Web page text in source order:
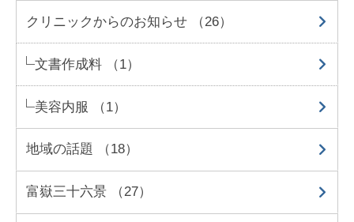
クリニックからのお知らせ （26）
文書作成料 （1）
美容内服 （1）
地域の話題 （18）
富嶽三十六景 （27）